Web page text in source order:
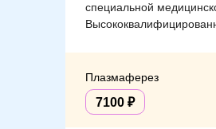
специальной
Плазмаферез
7100